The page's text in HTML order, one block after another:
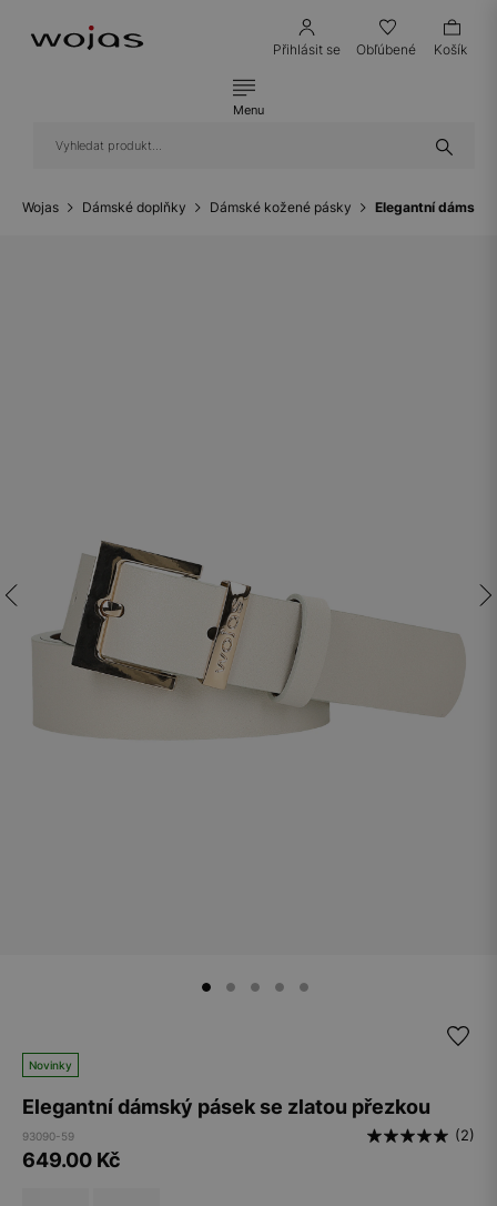
Přihlásit se Obľúbené Košík
Menu
Wojas Dámské doplňky Dámské kožené pásky Elegantní
Novinky
Elegantní dámský pásek se zlatou přezkou
93090-59 (2)
649.00 Kč